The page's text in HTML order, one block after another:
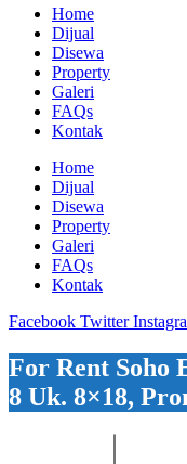
Home
Dijual
Disewa
Property
Galeri
FAQs
Kontak
Home
Dijual
Disewa
Property
Galeri
FAQs
Kontak
Facebook Twitter
For Rent Soho
8 Uk. 8×18,